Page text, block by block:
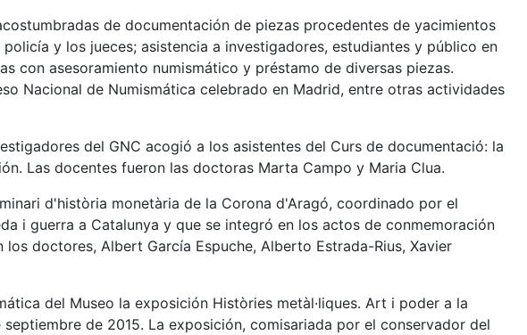
de documentación de piezas procedentes de yacimientos
y los jueces; asistencia a investigadores, estudiantes y público en
con asesoramiento numismático y préstamo de diversas piezas.
Nacional de Numismática celebrado en Madrid, entre otras actividades
del GNC acogió a los asistentes del Curs de documentació: la
Las docentes fueron las doctoras Marta Campo y Maria Clua.
d'història monetària de la Corona d'Aragó, coordinado por el
i guerra a Catalunya y que se integró en los actos de conmemoración
doctores, Albert García Espuche, Alberto Estrada-Rius, Xavier
del Museo la exposición Històries metàl·liques. Art i poder a la
de 2015. La exposición, comisariada por el conservador del